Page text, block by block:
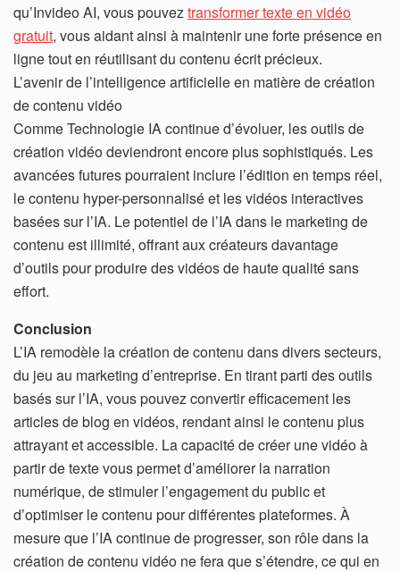
qu’Invideo AI, vous pouvez transformer texte en vidéo
gratuit, vous aidant ainsi à maintenir une forte présence en
ligne tout en réutilisant du contenu écrit précieux.
L’avenir de l’intelligence artificielle en matière de création
de contenu vidéo
Comme Technologie IA continue d’évoluer, les outils de
création vidéo deviendront encore plus sophistiqués. Les
avancées futures pourraient inclure l’édition en temps réel,
le contenu hyper-personnalisé et les vidéos interactives
basées sur l’IA. Le potentiel de l’IA dans le marketing de
contenu est illimité, offrant aux créateurs davantage
d’outils pour produire des vidéos de haute qualité sans
effort.
Conclusion
L’IA remodèle la création de contenu dans divers secteurs,
du jeu au marketing d’entreprise. En tirant parti des outils
basés sur l’IA, vous pouvez convertir efficacement les
articles de blog en vidéos, rendant ainsi le contenu plus
attrayant et accessible. La capacité de créer une vidéo à
partir de texte vous permet d’améliorer la narration
numérique, de stimuler l’engagement du public et
d’optimiser le contenu pour différentes plateformes. À
mesure que l’IA continue de progresser, son rôle dans la
création de contenu vidéo ne fera que s’étendre, ce qui en